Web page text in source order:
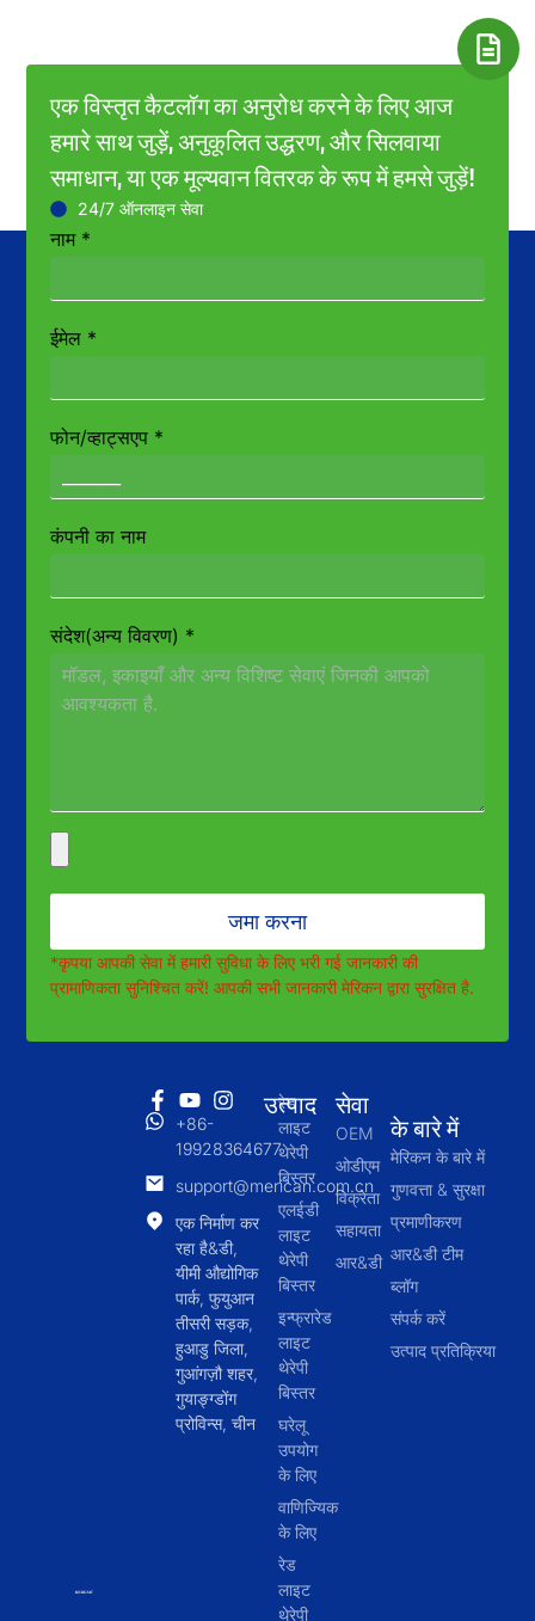
एक विस्तृत कैटलॉग का अनुरोध करने के लिए आज
हमारे साथ जुड़ें, अनुकूलित उद्धरण, और सिलवाया
समाधान, या एक मूल्यवान वितरक के रूप में हमसे जुड़ें!
24/7 ऑनलाइन सेवा
नाम *
ईमेल *
फोन/व्हाट्सएप *
कंपनी का नाम
संदेश(अन्य विवरण) *
जमा करना
*कृपया आपकी सेवा में हमारी सुविधा के लिए भरी गई जानकारी की
प्रामाणिकता सुनिश्चित करें! आपकी सभी जानकारी मेरिकन द्वारा सुरक्षित है.
+86-
19928364677
support@merican.com.cn
एक निर्माण कर
रहा है&डी,
यीमी औद्योगिक
पार्क, फुयुआन
तीसरी सड़क,
हुआडु जिला,
गुआंगज़ौ शहर,
गुयाङ्ग्डोंग
प्रोविन्स, चीन
उत्पाद
रेड
लाइट
थेरेपी
बिस्तर
एलईडी
लाइट
थेरेपी
बिस्तर
इन्फ्रारेड
लाइट
थेरेपी
बिस्तर
घरेलू
उपयोग
के लिए
वाणिज्यिक
के लिए
रेड
लाइट
थेरेपी
सेवा
OEM
ओडीएम
विक्रेता
सहायता
आर&डी
के बारे में
मेरिकन के बारे में
गुणवत्ता & सुरक्षा
प्रमाणीकरण
आर&डी टीम
ब्लॉग
संपर्क करें
उत्पाद प्रतिक्रिया